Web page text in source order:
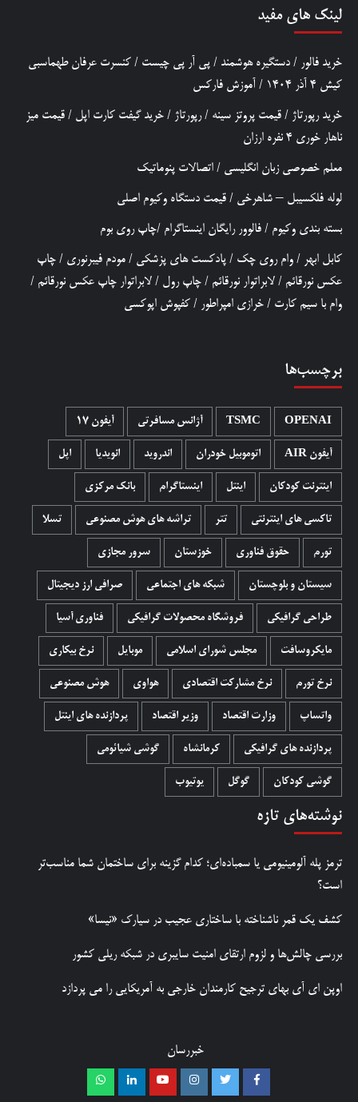
لینک های مفید
خرید فالور / دستگیره هوشمند / پی آر پی چیست / کنسرت عرفان طهماسبی
کیش 4 آذر 1404
/ آموزش فارکس
خرید رپورتاژ / قیمت پروتز سینه /رپورتاژ / خرید گیفت کارت اپل / قیمت میز
ناهار خوری 4 نفره ارزان
معلم خصوصی زبان انگلیسی / اتصالات پنوماتیک
لوله فلکسیبل – شاهرخی / قیمت دستگاه وکیوم اصلی
بسته بندی وکیوم / فالوور رایگان اینستاگرام /چاپ روی بوم
کابل ابهر / وام روی چک / پادکست های پزشکی / مودم فیبرنوری / چاپ
عکس نورقائم / لابراتوار نورقائم / چاپ رول / لابراتوار چاپ عکس نورقائم /
وام با سیم کارت / خرازی امپراطور / کفپوش اپوکسی
برچسب‌ها
OPENAI
TSMC آژانس مسافرتی آیفون 17
آیفون AIR اتوموبیل خودران اندروید انویدیا اپل
اینترنت کودکان اینتل اینستاگرام بانک مرکزی
تاکسی های اینترنتی تتر تراشه های هوش مصنوعی تسلا
تورم حقوق فناوری خوزستان سرور مجازی
سیستان و بلوچستان شبکه های اجتماعی صرافی ارز دیجیتال
طراحی گرافیکی فروشگاه محصولات گرافيکی فناوری آسیا
مایکروسافت مجلس شورای اسلامی موبایل نرخ بیکاری
نرخ تورم نرخ مشارکت اقتصادی هواوی هوش مصنوعی
واتساپ وزارت اقتصاد وزیر اقتصاد پردازنده های اینتل
پردازنده های گرافیکی کرمانشاه گوشی شیائومی
گوشی کودکان گوگل یوتیوب
نوشته‌های تازه
ترمز پله آلومینیومی یا سمباده‌ای؛ کدام گزینه برای ساختمان شما مناسب‌تر
است؟
کشف یک قمر ناشناخته با ساختاری عجیب در سیارک «نیسا»
بررسی چالش‌ها و لزوم ارتقای امنیت سایبری در شبکه ریلی کشور
اوپن ای آی بهای ترجیح کارمندان خارجی به آمریکایی را می پردازد
خبررسان